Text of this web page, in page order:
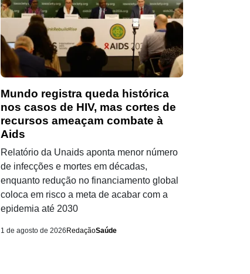
Mundo registra queda histórica
nos casos de HIV, mas cortes de
recursos ameaçam combate à
Aids
Relatório da Unaids aponta menor número
de infecções e mortes em décadas,
enquanto redução no financiamento global
coloca em risco a meta de acabar com a
epidemia até 2030
1 de agosto de 2026 RedaçãoSaúde